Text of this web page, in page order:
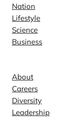
Nation
Lifestyle
Science
Business
About
Careers
Diversity
Leadership